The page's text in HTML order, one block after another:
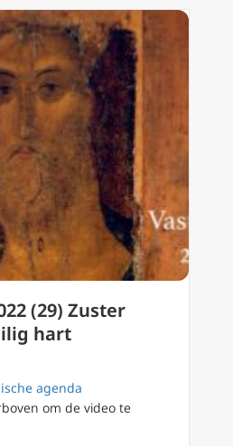
(29) Zuster
hart
agenda
om de video te